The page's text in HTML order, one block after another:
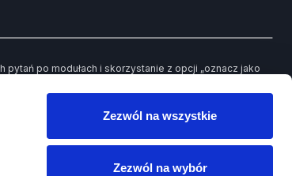
Zezwól na wszystkie
Zezwól na wybór
po modułach i skorzystanie z opcji „oznacz jako